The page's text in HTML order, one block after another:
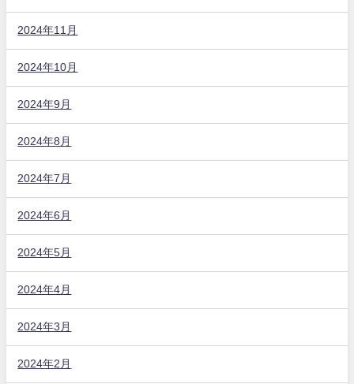
2024年11月
2024年10月
2024年9月
2024年8月
2024年7月
2024年6月
2024年5月
2024年4月
2024年3月
2024年2月